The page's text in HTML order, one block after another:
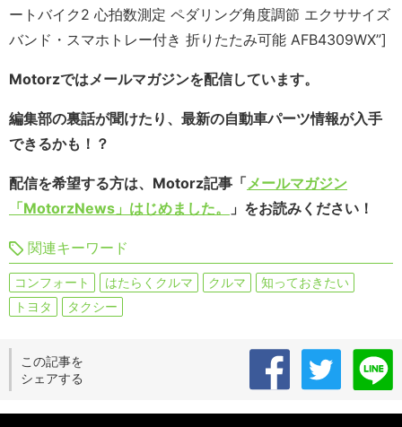
ートバイク2 心拍数測定 ペダリング角度調節 エクササイズ
バンド・スマホトレー付き 折りたたみ可能 AFB4309WX”]
Motorzではメールマガジンを配信しています。
編集部の裏話が聞けたり、最新の自動車パーツ情報が入手
できるかも！？
配信を希望する方は、Motorz記事「メールマガジン
「MotorzNews」はじめました。
」をお読みください！
関連キーワード
コンフォート はたらくクルマ クルマ
知っておきたい
トヨタ
タクシー
この記事を
シェアする